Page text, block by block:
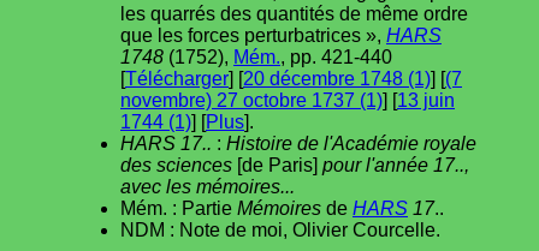
les quarrés des quantités de même ordre
que les forces perturbatrices », HARS
1748 (1752), Mém., pp. 421-440
[Télécharger] [20 décembre 1748 (1)] [(7
novembre) 27 octobre 1737 (1)] [13 juin
1744 (1)] [Plus].
HARS 17.. : Histoire de l'Académie royale
des sciences [de Paris] pour l'année 17..,
avec les mémoires...
Mém. : Partie Mémoires de HARS 17..
NDM : Note de moi, Olivier Courcelle.